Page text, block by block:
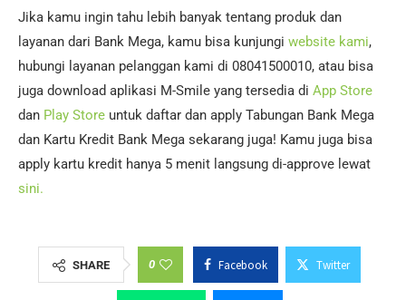
Jika kamu ingin tahu lebih banyak tentang produk dan
layanan dari Bank Mega, kamu bisa kunjungi website kami,
hubungi layanan pelanggan kami di 08041500010, atau bisa
juga download aplikasi M-Smile yang tersedia di App Store
dan Play Store untuk daftar dan apply Tabungan Bank Mega
dan Kartu Kredit Bank Mega sekarang juga! Kamu juga bisa
apply kartu kredit hanya 5 menit langsung di-approve lewat
sini.
SHARE 0 Facebook Twitter